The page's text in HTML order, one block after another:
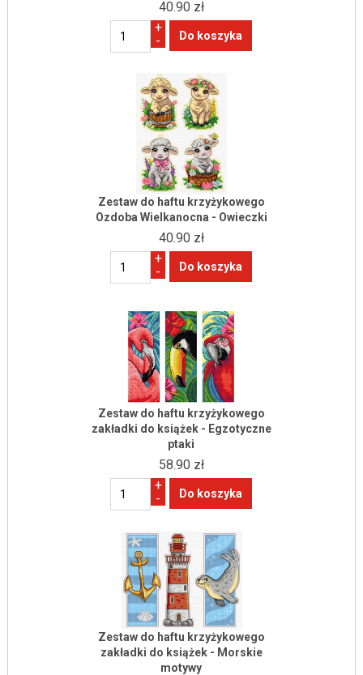
40.90 zł
+
-
Zestaw do haftu krzyżykowego
Ozdoba Wielkanocna - Owieczki
40.90 zł
+
-
Zestaw do haftu krzyżykowego
zakładki do książek - Egzotyczne
ptaki
58.90 zł
+
-
Zestaw do haftu krzyżykowego
zakładki do książek - Morskie
motywy